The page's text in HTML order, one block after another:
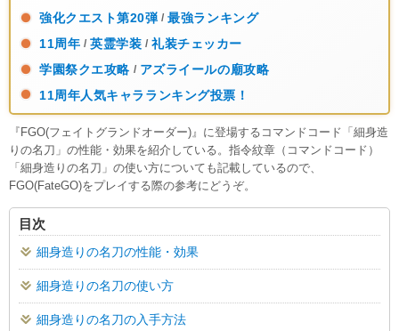
強化クエスト第20弾 / 最強ランキング
11周年 / 英霊学装 / 礼装チェッカー
学園祭クエ攻略 / アズライールの廟攻略
11周年人気キャラランキング投票！
『FGO(フェイトグランドオーダー)』に登場するコマンドコード「細身造
りの名刀」の性能・効果を紹介している。指令紋章（コマンドコード）
「細身造りの名刀」の使い方についても記載しているので、
FGO(FateGO)をプレイする際の参考にどうぞ。
目次
細身造りの名刀の性能・効果
細身造りの名刀の使い方
細身造りの名刀の入手方法